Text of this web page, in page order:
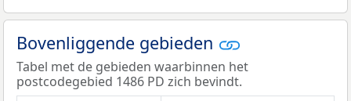
Bovenliggende gebieden
Tabel met de gebieden waarbinnen het
postcodegebied 1486 PD zich bevindt.